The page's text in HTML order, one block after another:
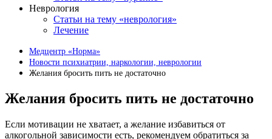
Неврология
Статьи на тему «неврология»
Лечение
Медцентр «Норма»
Новости психиатрии, наркологии, неврологии
Желания бросить пить не достаточно
Желания бросить пить не достаточно
Если мотивации не хватает, а желание избавиться от
алкогольной зависимости есть, рекомендуем обратиться за